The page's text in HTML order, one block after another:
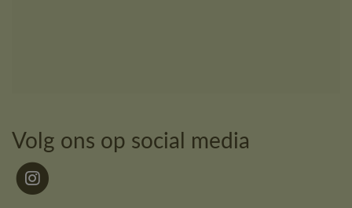
Volg ons op social media